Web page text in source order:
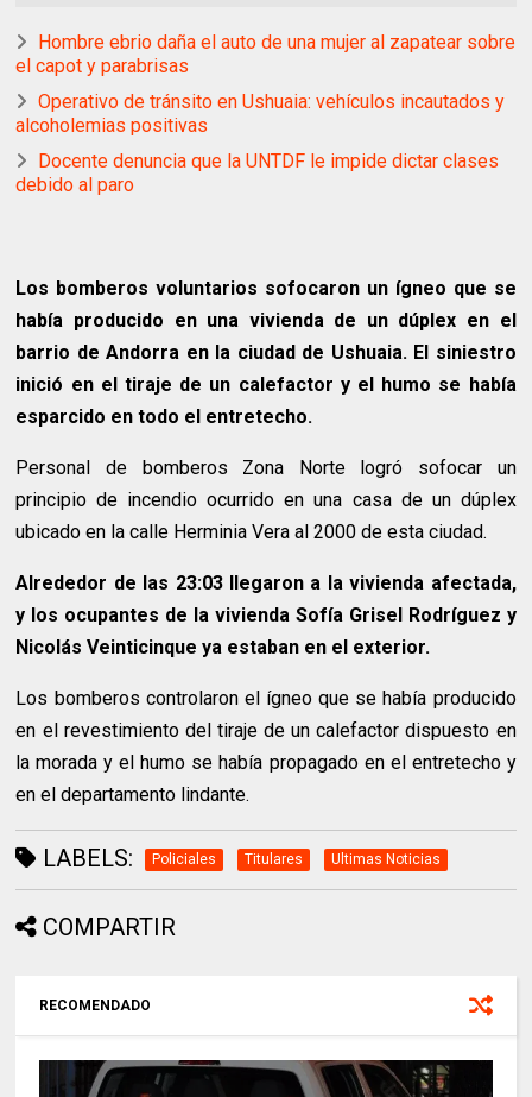
Hombre ebrio daña el auto de una mujer al zapatear sobre
el capot y parabrisas
Operativo de tránsito en Ushuaia: vehículos incautados y
alcoholemias positivas
Docente denuncia que la UNTDF le impide dictar clases
debido al paro
Los bomberos voluntarios sofocaron un ígneo que se
había producido en una vivienda de un dúplex en el
barrio de Andorra en la ciudad de Ushuaia. El siniestro
inició en el tiraje de un calefactor y el humo se había
esparcido en todo el entretecho.
Personal de bomberos Zona Norte logró sofocar un
principio de incendio ocurrido en una casa de un dúplex
ubicado en la calle Herminia Vera al 2000 de esta ciudad.
Alrededor de las 23:03 llegaron a la vivienda afectada,
y los ocupantes de la vivienda Sofía Grisel Rodríguez y
Nicolás Veinticinque ya estaban en el exterior.
Los bomberos controlaron el ígneo que se había producido
en el revestimiento del tiraje de un calefactor dispuesto en
la morada y el humo se había propagado en el entretecho y
en el departamento lindante.
LABELS: Policiales Titulares Ultimas Noticias
COMPARTIR
RECOMENDADO